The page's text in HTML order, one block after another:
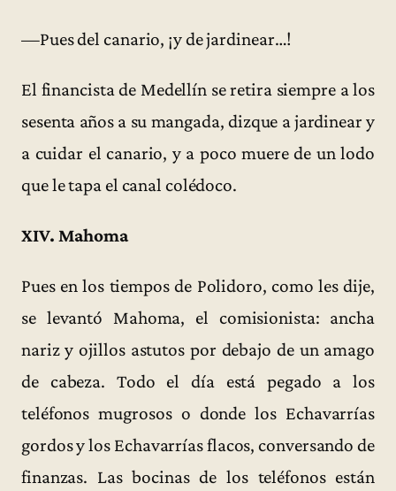
—Pues del canario, ¡y de jardinear…!
El financista de Medellín se retira siempre a los
sesenta años a su mangada, dizque a jardinear y
a cuidar el canario, y a poco muere de un lodo
que le tapa el canal colédoco.
XIV. Mahoma
Pues en los tiempos de Polidoro, como les dije,
se levantó Mahoma, el comisionista: ancha
nariz y ojillos astutos por debajo de un amago
de cabeza. Todo el día está pegado a los
teléfonos mugrosos o donde los Echavarrías
gordos y los Echavarrías flacos, conversando de
finanzas. Las bocinas de los teléfonos están